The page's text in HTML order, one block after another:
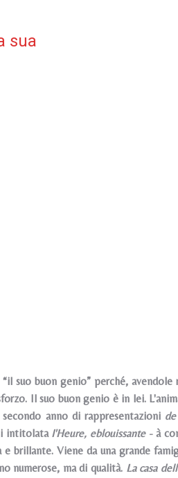
sua
suo buon genio” perché,
Il suo buon genio è in lei.
anno di rappresentazioni
intitolata I'Heure, eblouissante- à
brillante. Viene da una grande
numerose, ma di qualità. La casa